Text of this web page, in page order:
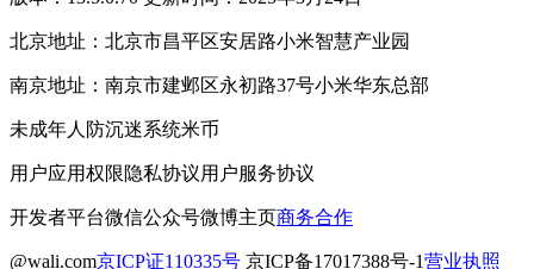
北京地址：北京市昌平区安居路小米智慧产业园
南京地址：南京市建邺区永初路37号小米华东总部
未成年人防沉迷系统米币
用户应用权限隐私协议用户服务协议
开发者平台微信公众号微博主页商务合作
@wali.com京ICP证110335号 京ICP备17017388号-1营业执照